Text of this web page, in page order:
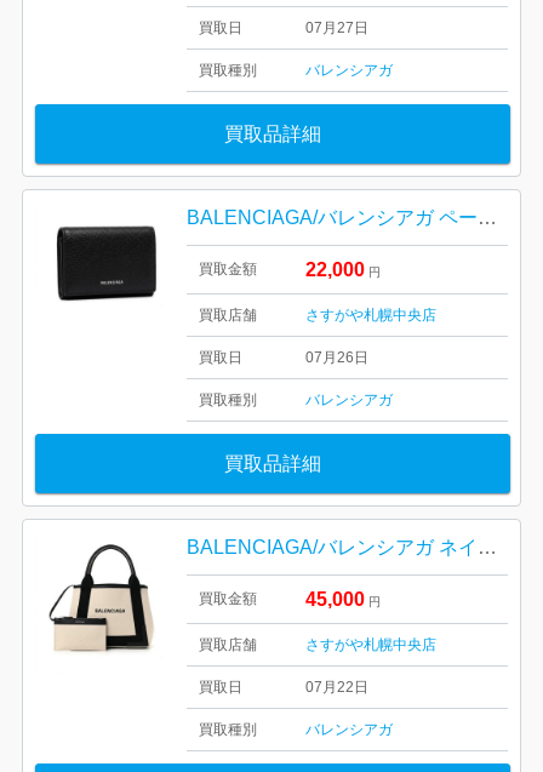
買取日 07月27日
買取種別 バレンシアガ
買取品詳細
BALENCIAGA/バレンシアガ ペーパー ミニ ウォレット
買取金額 22,000 円
買取店舗 さすがや札幌中央店
買取日 07月26日
買取種別 バレンシアガ
買取品詳細
BALENCIAGA/バレンシアガ ネイビー カバス S
買取金額 45,000 円
買取店舗 さすがや札幌中央店
買取日 07月22日
買取種別 バレンシアガ